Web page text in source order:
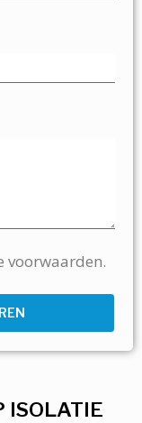
ISOLATIE
voorwaarden.